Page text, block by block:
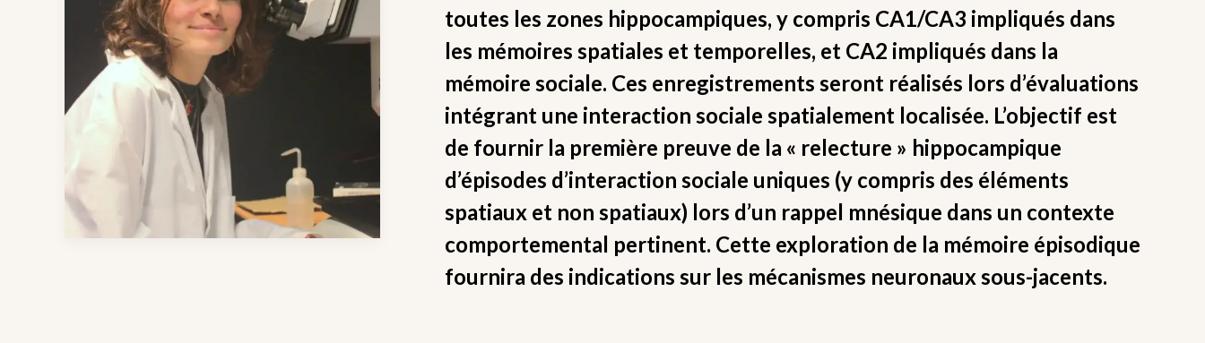
toutes les zones hippocampiques, y compris CA1/CA3 impliqués dans
les mémoires spatiales et temporelles, et CA2 impliqués dans la
mémoire sociale. Ces enregistrements seront réalisés lors d’évaluations
intégrant une interaction sociale spatialement localisée. L’objectif est
de fournir la première preuve de la « relecture » hippocampique
d’épisodes d’interaction sociale uniques (y compris des éléments
spatiaux et non spatiaux) lors d’un rappel mnésique dans un contexte
comportemental pertinent. Cette exploration de la mémoire épisodique
fournira des indications sur les mécanismes neuronaux sous-jacents.